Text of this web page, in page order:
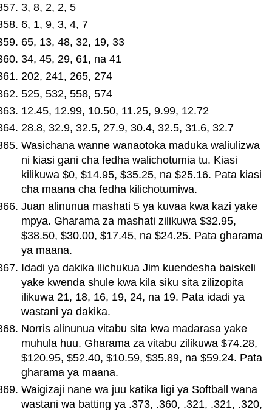
3, 8, 2, 2, 5
6, 1, 9, 3, 4, 7
65, 13, 48, 32, 19, 33
34, 45, 29, 61, na 41
202, 241, 265, 274
525, 532, 558, 574
12.45, 12.99, 10.50, 11.25, 9.99, 12.72
28.8, 32.9, 32.5, 27.9, 30.4, 32.5, 31.6, 32.7
Wasichana wanne wanaotoka maduka waliulizwa
ni kiasi gani cha fedha walichotumia tu. Kiasi
kilikuwa $0, $14.95, $35.25, na $25.16. Pata kiasi
cha maana cha fedha kilichotumiwa.
Juan alinunua mashati 5 ya kuvaa kwa kazi yake
mpya. Gharama za mashati zilikuwa $32.95,
$38.50, $30.00, $17.45, na $24.25. Pata gharama
ya maana.
Idadi ya dakika ilichukua Jim kuendesha baiskeli
yake kwenda shule kwa kila siku sita zilizopita
ilikuwa 21, 18, 16, 19, 24, na 19. Pata idadi ya
wastani ya dakika.
Norris alinunua vitabu sita kwa madarasa yake
muhula huu. Gharama za vitabu zilikuwa $74.28,
$120.95, $52.40, $10.59, $35.89, na $59.24. Pata
gharama ya maana.
Waigizaji nane wa juu katika ligi ya Softball wana
wastani wa batting ya .373, .360, .321, .321, .320,